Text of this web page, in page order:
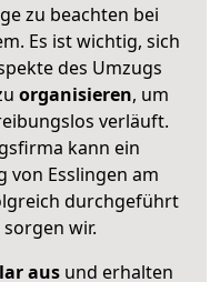
zu beachten bei
Es ist wichtig, sich
des Umzugs
organisieren, um
verläuft.
kann ein
von Esslingen am
durchgeführt
wir.
ausund erhalten